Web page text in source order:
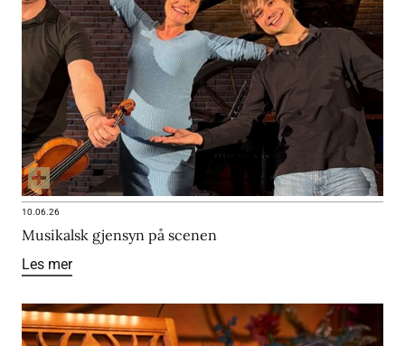
10.06.26
Musikalsk gjensyn på scenen
Les mer